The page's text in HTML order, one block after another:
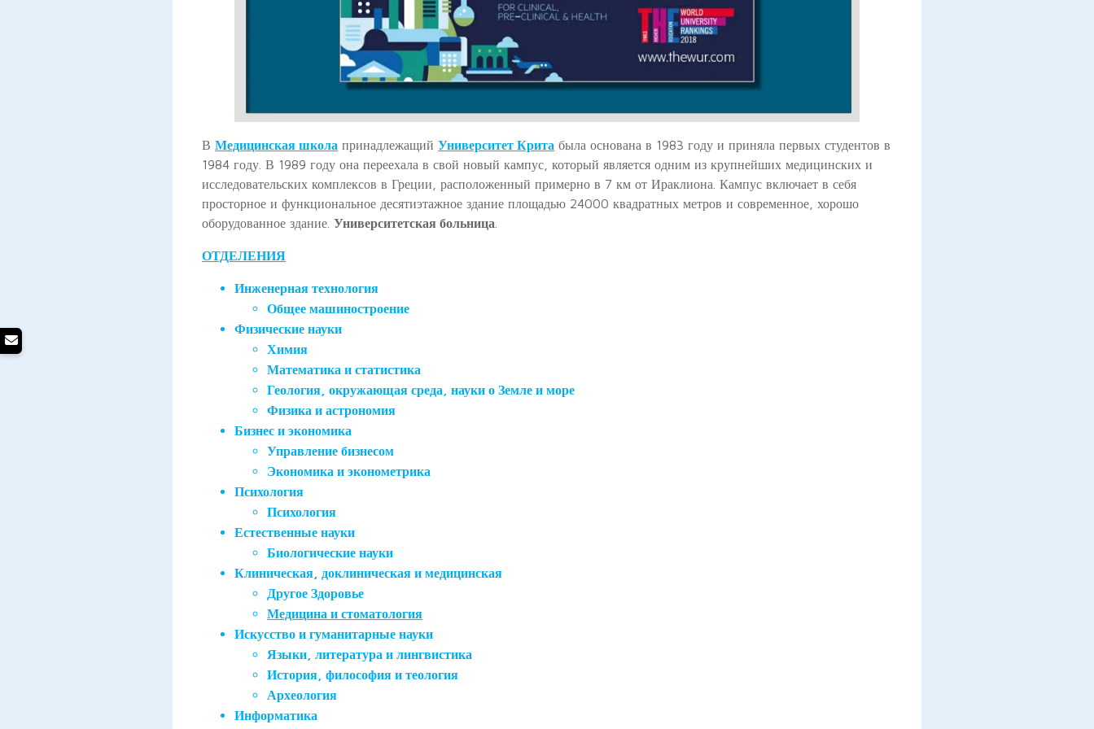
В Медицинская школа принадлежащий Университет Крита была основана в 1983 году и приняла первых студентов в
1984 году. В 1989 году она переехала в свой новый кампус, который является одним из крупнейших медицинских и
исследовательских комплексов в Греции, расположенный примерно в 7 км от Ираклиона. Кампус включает в себя
просторное и функциональное десятиэтажное здание площадью 24000 квадратных метров и современное, хорошо
оборудованное здание. Университетская больница
ОТДЕЛЕНИЯ
Инженерная технология
Общее машиностроение
Физические науки
Химия
Математика и статистика
Геология, окружающая среда, науки о Земле и море
Физика и астрономия
Бизнес и экономика
Управление бизнесом
Экономика и эконометрика
Психология
Психология
Естественные науки
Биологические науки
Клиническая, доклиническая и медицинская
Другое Здоровье
Медицина и стоматология
Искусство и гуманитарные науки
Языки, литература и лингвистика
История, философия и теология
Археология
Информатика